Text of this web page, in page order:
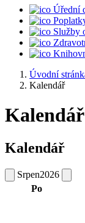
Úřední
Služby
Úvodní
Kalendář
Kalendář
Kalendář
Srpen2026
Po